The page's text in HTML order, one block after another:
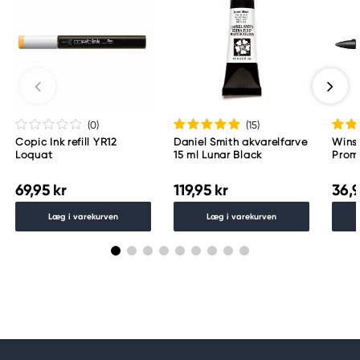
Daniel Smith
Daniel Smith Inc
98134-2302 United States
(0)
Copic Ink refill YR12
Loquat
69,95 kr
Læg i varekurven
(15)
Daniel Smith akvarelfarve
15 ml Lunar Black
119,95 kr
Læg i varekurven